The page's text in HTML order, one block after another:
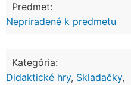
Predmet:
Nepriradené k predmetu
Kategória:
Didaktické hry, Skladačky,